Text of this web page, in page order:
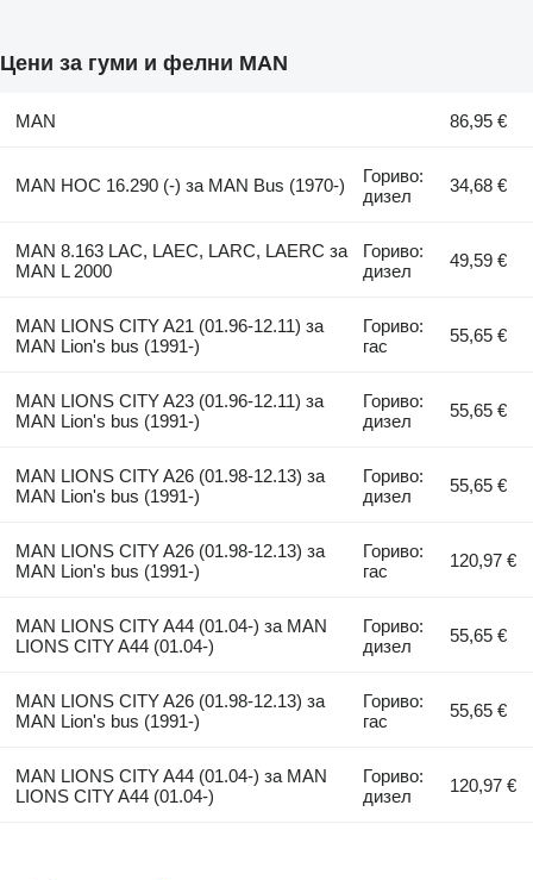
Цени за гуми и фелни MAN
MAN 86,95 €
MAN HOC 16.290 (-) за MAN Bus (1970-)
Гориво:
дизел
34,68 €
MAN 8.163 LAC, LAEC, LARC, LAERC за
MAN L 2000
Гориво:
дизел
49,59 €
MAN LIONS CITY A21 (01.96-12.11) за
MAN Lion's bus (1991-)
Гориво:
гас
55,65 €
MAN LIONS CITY A23 (01.96-12.11) за
MAN Lion's bus (1991-)
Гориво:
дизел
55,65 €
MAN LIONS CITY A26 (01.98-12.13) за
MAN Lion's bus (1991-)
Гориво:
дизел
55,65 €
MAN LIONS CITY A26 (01.98-12.13) за
MAN Lion's bus (1991-)
Гориво:
гас
120,97 €
MAN LIONS CITY A44 (01.04-) за MAN
LIONS CITY A44 (01.04-)
Гориво:
дизел
55,65 €
MAN LIONS CITY A26 (01.98-12.13) за
MAN Lion's bus (1991-)
Гориво:
гас
55,65 €
MAN LIONS CITY A44 (01.04-) за MAN
LIONS CITY A44 (01.04-)
Гориво:
дизел
120,97 €